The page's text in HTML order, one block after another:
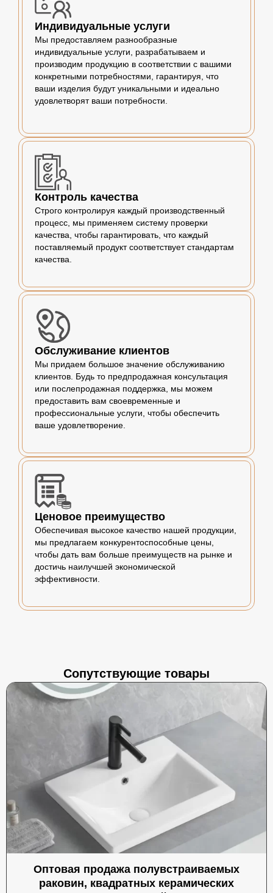
Индивидуальные услуги
Мы предоставляем разнообразные
индивидуальные услуги, разрабатываем и
производим продукцию в соответствии с вашими
конкретными потребностями, гарантируя, что
ваши изделия будут уникальными и идеально
удовлетворят ваши потребности.
Контроль качества
Строго контролируя каждый производственный
процесс, мы применяем систему проверки
качества, чтобы гарантировать, что каждый
поставляемый продукт соответствует стандартам
качества.
Обслуживание клиентов
Мы придаем большое значение обслуживанию
клиентов. Будь то предпродажная консультация
или послепродажная поддержка, мы можем
предоставить вам своевременные и
профессиональные услуги, чтобы обеспечить
ваше удовлетворение.
Ценовое преимущество
Обеспечивая высокое качество нашей продукции,
мы предлагаем конкурентоспособные цены,
чтобы дать вам больше преимуществ на рынке и
достичь наилучшей экономической
эффективности.
Сопутствующие товары
Оптовая продажа полувстраиваемых
раковин, квадратных керамических